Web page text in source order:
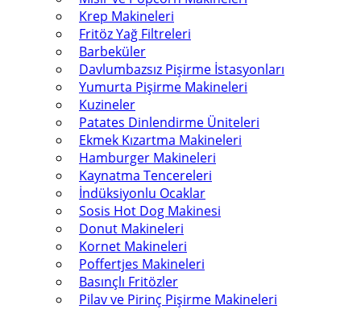
Krep Makineleri
Fritöz Yağ Filtreleri
Barbeküler
Davlumbazsız Pişirme İstasyonları
Yumurta Pişirme Makineleri
Kuzineler
Patates Dinlendirme Üniteleri
Ekmek Kızartma Makineleri
Hamburger Makineleri
Kaynatma Tencereleri
İndüksiyonlu Ocaklar
Sosis Hot Dog Makinesi
Donut Makineleri
Kornet Makineleri
Poffertjes Makineleri
Basınçlı Fritözler
Pilav ve Pirinç Pişirme Makineleri